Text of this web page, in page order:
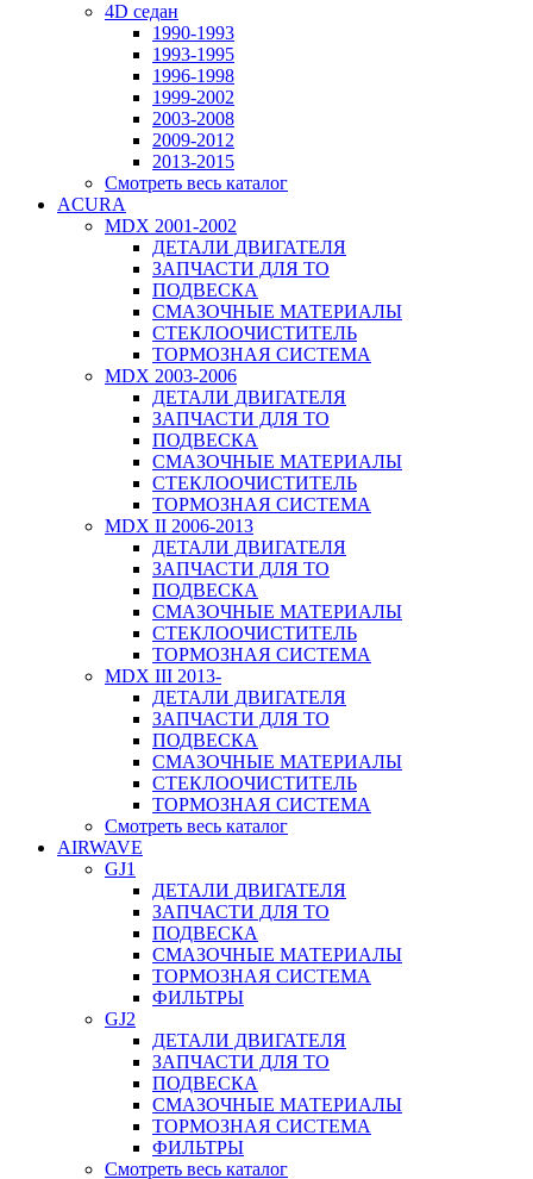
4D седан
1990-1993
1993-1995
1996-1998
1999-2002
2003-2008
2009-2012
2013-2015
Смотреть весь каталог
ACURA
MDX 2001-2002
ДЕТАЛИ ДВИГАТЕЛЯ
ЗАПЧАСТИ ДЛЯ ТО
ПОДВЕСКА
СМАЗОЧНЫЕ МАТЕРИАЛЫ
СТЕКЛООЧИСТИТЕЛЬ
ТОРМОЗНАЯ СИСТЕМА
MDX 2003-2006
ДЕТАЛИ ДВИГАТЕЛЯ
ЗАПЧАСТИ ДЛЯ ТО
ПОДВЕСКА
СМАЗОЧНЫЕ МАТЕРИАЛЫ
СТЕКЛООЧИСТИТЕЛЬ
ТОРМОЗНАЯ СИСТЕМА
MDX II 2006-2013
ДЕТАЛИ ДВИГАТЕЛЯ
ЗАПЧАСТИ ДЛЯ ТО
ПОДВЕСКА
СМАЗОЧНЫЕ МАТЕРИАЛЫ
СТЕКЛООЧИСТИТЕЛЬ
ТОРМОЗНАЯ СИСТЕМА
MDX III 2013-
ДЕТАЛИ ДВИГАТЕЛЯ
ЗАПЧАСТИ ДЛЯ ТО
ПОДВЕСКА
СМАЗОЧНЫЕ МАТЕРИАЛЫ
СТЕКЛООЧИСТИТЕЛЬ
ТОРМОЗНАЯ СИСТЕМА
Смотреть весь каталог
AIRWAVE
GJ1
ДЕТАЛИ ДВИГАТЕЛЯ
ЗАПЧАСТИ ДЛЯ ТО
ПОДВЕСКА
СМАЗОЧНЫЕ МАТЕРИАЛЫ
ТОРМОЗНАЯ СИСТЕМА
ФИЛЬТРЫ
GJ2
ДЕТАЛИ ДВИГАТЕЛЯ
ЗАПЧАСТИ ДЛЯ ТО
ПОДВЕСКА
СМАЗОЧНЫЕ МАТЕРИАЛЫ
ТОРМОЗНАЯ СИСТЕМА
ФИЛЬТРЫ
Смотреть весь каталог